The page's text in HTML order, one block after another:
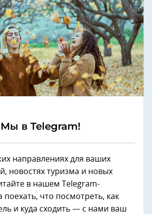
Мы в Telegram!
направлениях для ваших
новостях туризма и новых
в нашем Telegram-
поехать, что посмотреть, как
и куда сходить — с нами ваш